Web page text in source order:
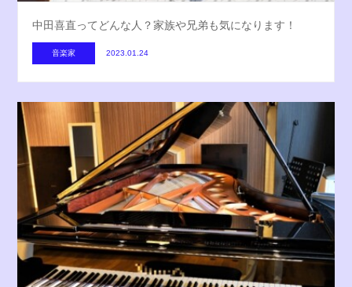
中田喜直ってどんな人？家族や兄弟も気になります！
音楽家 2023.01.24